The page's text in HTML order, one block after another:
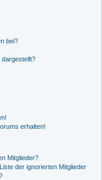
bei?
erhalten!
Mitglieder?
der ignorierten Mitglieder